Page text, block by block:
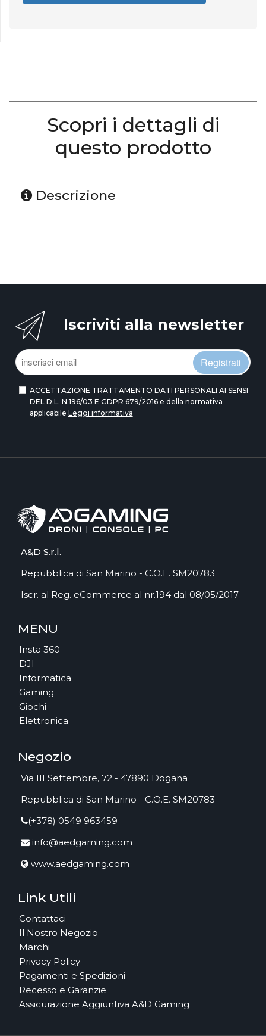
Scopri i dettagli di
questo prodotto
Descrizione
Iscriviti alla newsletter
Registrati
ACCETTAZIONE TRATTAMENTO DATI PERSONALI AI SENSI
DEL D.L. N.196/03 E GDPR 679/2016 e della normativa
applicabile Leggi informativa
A&D S.r.l.
Repubblica di San Marino - C.O.E. SM20783
Iscr. al Reg. eCommerce al nr.194 dal 08/05/2017
MENU
Insta 360
DJI
Informatica
Gaming
Giochi
Elettronica
Negozio
Via III Settembre, 72 - 47890 Dogana
Repubblica di San Marino - C.O.E. SM20783
(+378) 0549 963459
info@aedgaming.com
www.aedgaming.com
Link Utili
Contattaci
Il Nostro Negozio
Marchi
Privacy Policy
Pagamenti e Spedizioni
Recesso e Garanzie
Assicurazione Aggiuntiva A&D Gaming